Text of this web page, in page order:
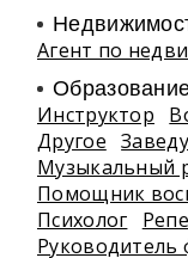
Агент по
Инструктор
Другое
Музыкальный
Помощник
Психолог
Руководитель